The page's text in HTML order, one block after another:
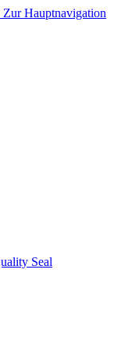
Zur Hauptnavigation